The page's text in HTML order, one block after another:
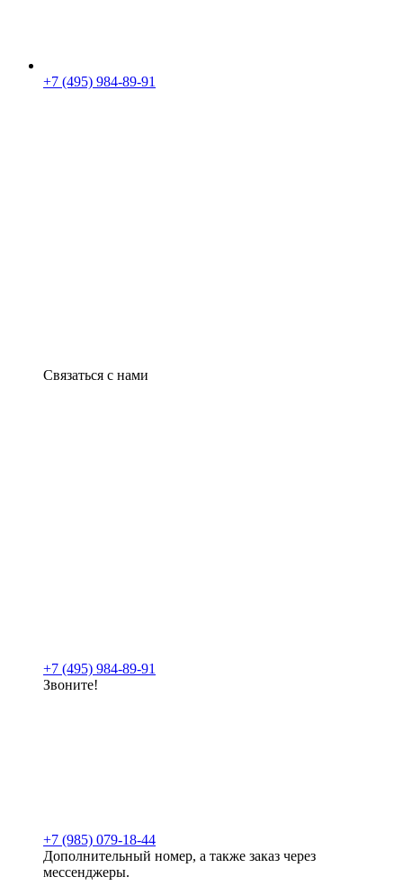
+7 (495) 984-89-91
Связаться с нами
+7 (495) 984-89-91
Звоните!
+7 (985) 079-18-44
Дополнительный номер, а также заказ через
мессенджеры.